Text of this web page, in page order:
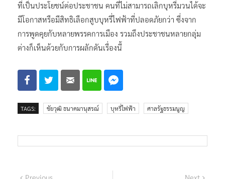
ที่เป็นประโยชน์ต่อประชาชน คนที่ไม่สามารถเลิกบุหรี่มวนได้จะ
มีโอกาสหรือมีสิทธิเลือกสูบบุหรี่ไฟฟ้าที่ปลอดภัยกว่า ซึ่งจาก
การพูดคุยกับหลายพรรคการเมือง รวมถึงประชาชนหลายกลุ่ม
ต่างก็เห็นด้วยกับการผลักดันเรื่องนี้
TAGS: ชัยวุฒิ ธนาคมานุสรณ์ บุหรี่ไฟฟ้า ศาลรัฐธรรมนูญ
Previous